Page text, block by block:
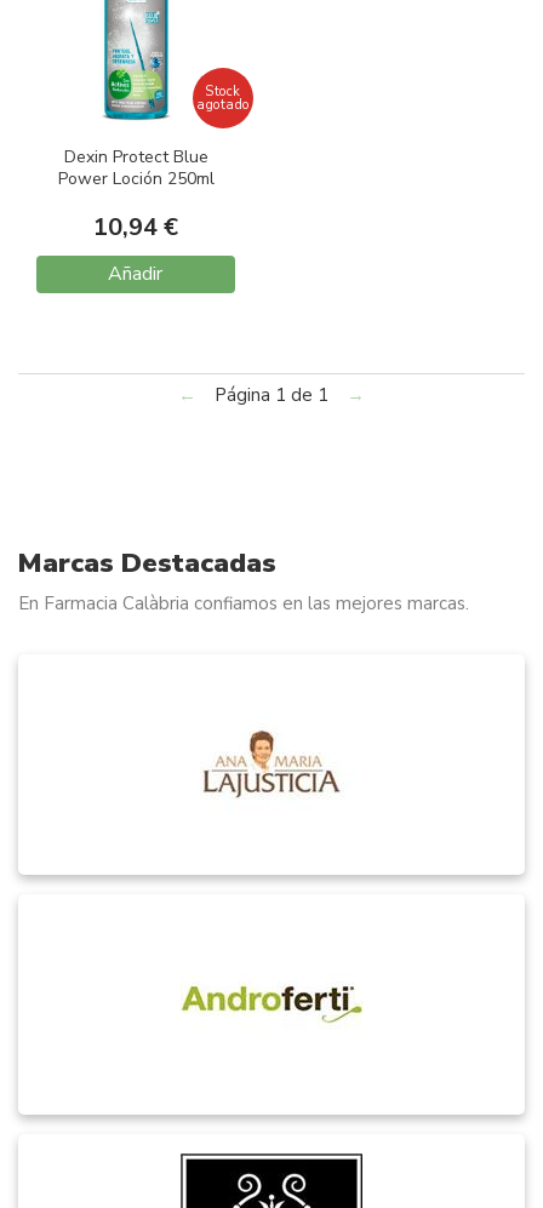
Stock
agotado
Dexin Protect Blue
Power Loción 250ml
10,94 €
Añadir
← Página 1 de 1 →
Marcas Destacadas
En Farmacia Calàbria confiamos en las mejores marcas.